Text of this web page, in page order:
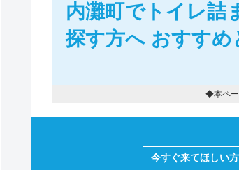
内灘町でトイレ詰
探す方へ おすすめ
◆本ペー